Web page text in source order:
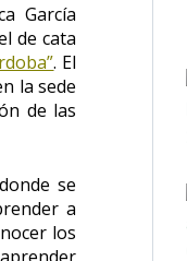
García
de cata
. El
la sede
de las
se
a
los